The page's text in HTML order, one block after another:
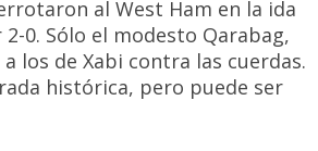
al West Ham en la ida
0. Sólo el modesto Qarabag,
los de Xabi contra las cuerdas.
histórica, pero puede ser